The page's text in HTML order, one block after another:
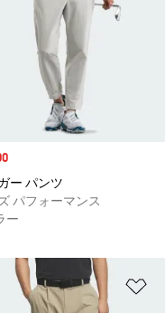
価格
ー パンツ
パフォーマンス
ー
のリストに追加